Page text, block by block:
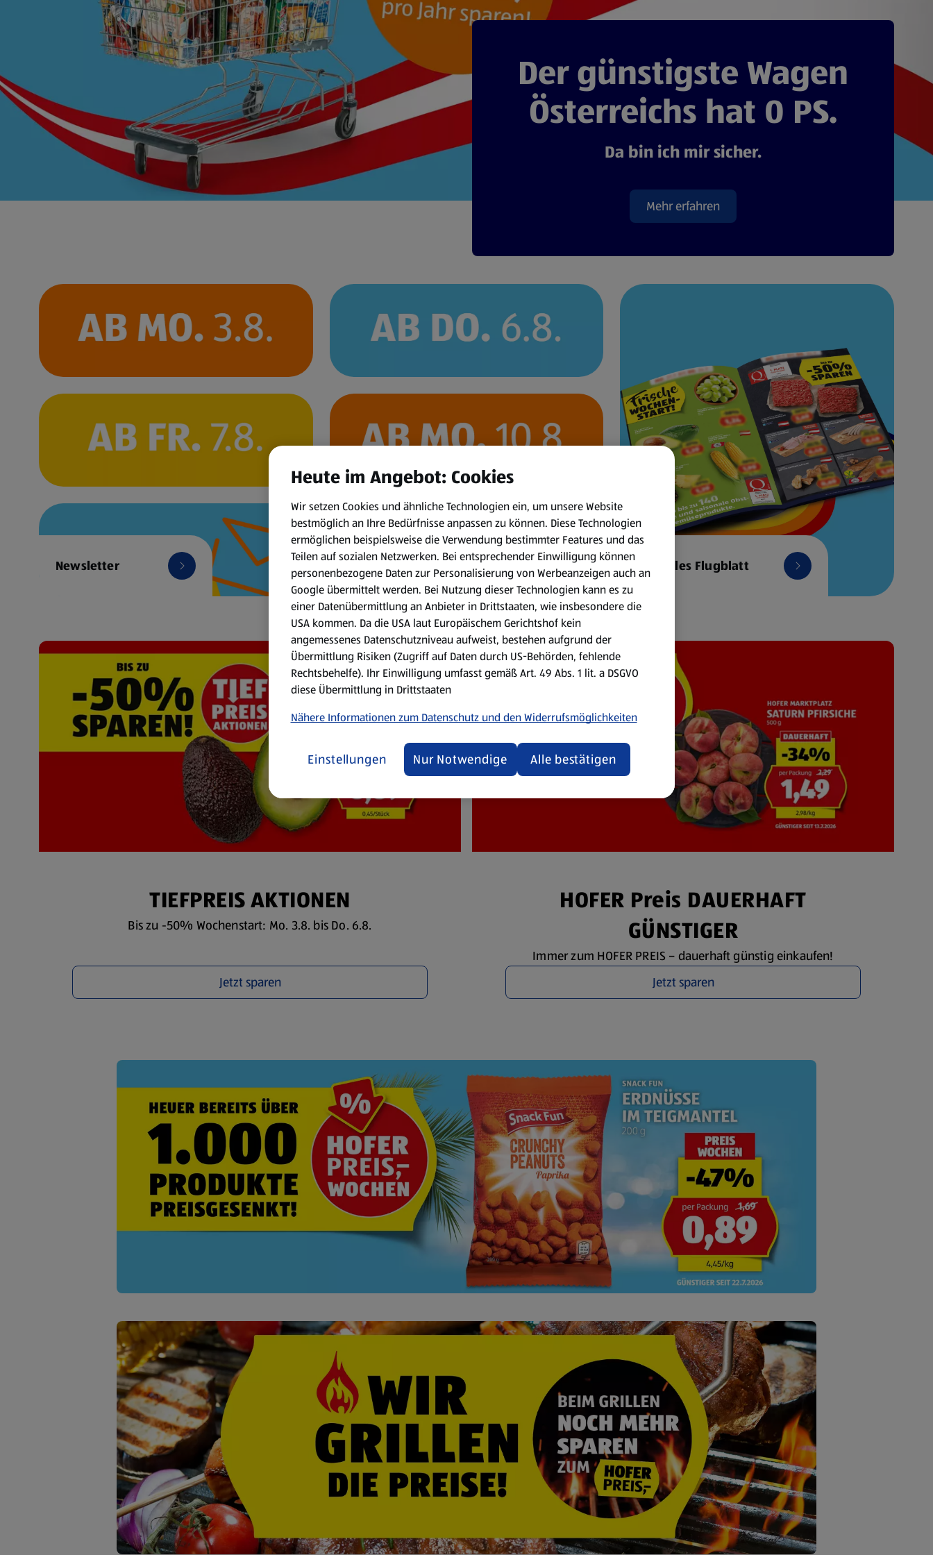
Der günstigste Wagen
Österreichs hat 0 PS.
Da bin ich mir sicher.
Mehr erfahren
Newsletter WhatsApp Aktuelles Flugblatt
TIEFPREIS AKTIONEN
Bis zu -50% Wochenstart: Mo. 3.8. bis Do. 6.8.
Jetzt sparen
HOFER Preis DAUERHAFT
GÜNSTIGER
Immer zum HOFER PREIS – dauerhaft günstig einkaufen!
Jetzt sparen
Heute im Angebot: Cookies
Wir setzen Cookies und ähnliche Technologien ein, um unsere Website
bestmöglich an Ihre Bedürfnisse anpassen zu können. Diese Technologien
ermöglichen beispielsweise die Verwendung bestimmter Features und das
Teilen auf sozialen Netzwerken. Bei entsprechender Einwilligung können
personenbezogene Daten zur Personalisierung von Werbeanzeigen auch an
Google übermittelt werden. Bei Nutzung dieser Technologien kann es zu
einer Datenübermittlung an Anbieter in Drittstaaten, wie insbesondere die
USA kommen. Da die USA laut Europäischem Gerichtshof kein
angemessenes Datenschutzniveau aufweist, bestehen aufgrund der
Übermittlung Risiken (Zugriff auf Daten durch US-Behörden, fehlende
Rechtsbehelfe). Ihr Einwilligung umfasst gemäß Art. 49 Abs. 1 lit. a DSGVO
diese Übermittlung in Drittstaaten
Nähere Informationen zum Datenschutz und den Widerrufsmöglichkeiten
Einstellungen Nur Notwendige Alle bestätigen